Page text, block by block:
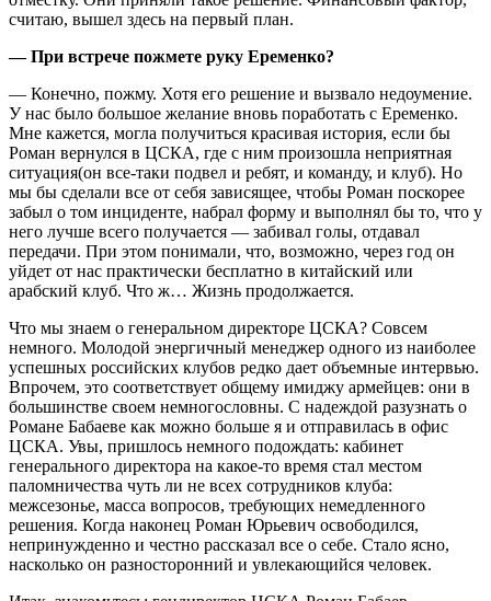
считаю, вышел здесь на первый план.
— При встрече пожмете руку Еременко?
— Конечно, пожму. Хотя его решение и вызвало недоумение.
У нас было большое желание вновь поработать с Еременко.
Мне кажется, могла получиться красивая история, если бы
Роман вернулся в ЦСКА, где с ним произошла неприятная
ситуация(он все-таки подвел и ребят, и команду, и клуб). Но
мы бы сделали все от себя зависящее, чтобы Роман поскорее
забыл о том инциденте, набрал форму и выполнял бы то, что у
него лучше всего получается — забивал голы, отдавал
передачи. При этом понимали, что, возможно, через год он
уйдет от нас практически бесплатно в китайский или
арабский клуб. Что ж… Жизнь продолжается.
Что мы знаем о генеральном директоре ЦСКА? Совсем
немного. Молодой энергичный менеджер одного из наиболее
успешных российских клубов редко дает объемные интервью.
Впрочем, это соответствует общему имиджу армейцев: они в
большинстве своем немногословны. С надеждой разузнать о
Романе Бабаеве как можно больше я и отправилась в офис
ЦСКА. Увы, пришлось немного подождать: кабинет
генерального директора на какое-то время стал местом
паломничества чуть ли не всех сотрудников клуба:
межсезонье, масса вопросов, требующих немедленного
решения. Когда наконец Роман Юрьевич освободился,
непринужденно и честно рассказал все о себе. Стало ясно,
насколько он разносторонний и увлекающийся человек.